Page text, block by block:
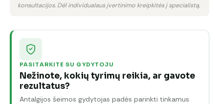
konsultacijos. Dėl individualaus įvertinimo kreipkitės į specialistą.
PASITARKITE SU GYDYTOJU
Nežinote, kokių tyrimų reikia, ar gavote
rezultatus?
Antalgijos šeimos gydytojas padės parinkti tinkamus